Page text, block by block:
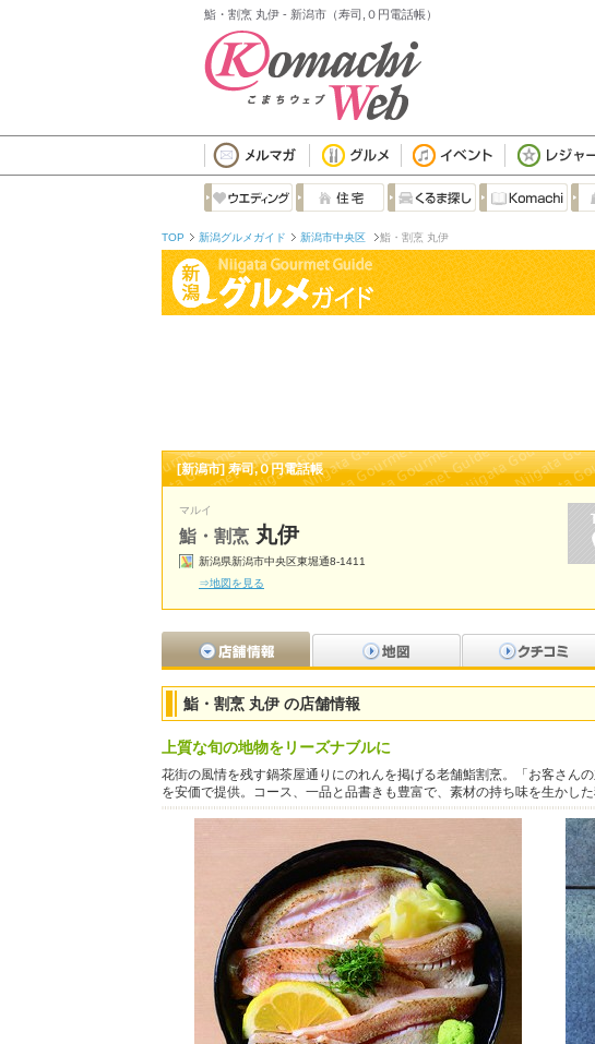
鮨・割烹 丸伊 - 新潟市（寿司,０円電話帳）
TOP 新潟グルメガイド 新潟市中央区 鮨・割烹 丸伊
[新潟市] 寿司,０円電話帳
マルイ
鮨・割烹 丸伊
新潟県新潟市中央区東堀通8-1411
⇒地図を見る
鮨・割烹 丸伊 の店舗情報
上質な旬の地物をリーズナブルに
花街の風情を残す鍋茶屋通りにのれんを掲げる老舗鮨割烹。「お客さん
を安価で提供。コース、一品と品書きも豊富で、素材の持ち味を生かした